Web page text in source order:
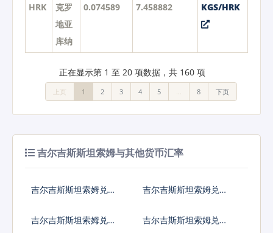
HRK
克罗
地亚
库纳
0.074589 7.458882 KGS/HRK
正在显示第 1 至 20 项数据，共 160 项
上页 1 2 3 4 5 8 下页
吉尔吉斯斯坦索姆与其他货币汇率
吉尔吉斯斯坦索姆兑人
吉尔吉斯斯坦索姆兑美
吉尔吉斯斯坦索姆兑日
吉尔吉斯斯坦索姆兑欧